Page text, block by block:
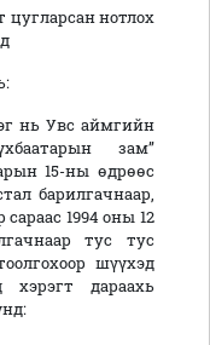
нотлох
Увс аймгийн
зам”
15-ны өдрөөс
барилгачнаар,
1994 оны 12
тус тус
шүүхэд
хэрэгт дараахь